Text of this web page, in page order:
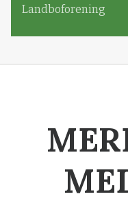
Landboforening